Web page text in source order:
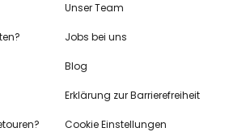
Unser Team
Jobs bei uns
Blog
Erklärung zur Barrierefreiheit
Cookie Einstellungen